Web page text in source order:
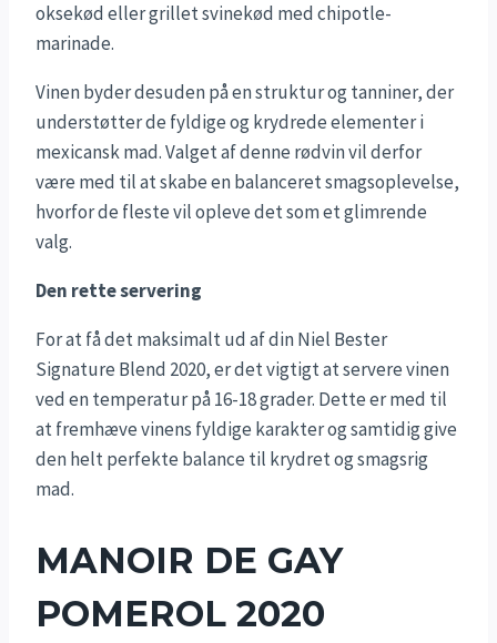
oksekød eller grillet svinekød med chipotle-
marinade.
Vinen byder desuden på en struktur og tanniner, der
understøtter de fyldige og krydrede elementer i
mexicansk mad. Valget af denne rødvin vil derfor
være med til at skabe en balanceret smagsoplevelse,
hvorfor de fleste vil opleve det som et glimrende
valg.
Den rette servering
For at få det maksimalt ud af din Niel Bester
Signature Blend 2020, er det vigtigt at servere vinen
ved en temperatur på 16-18 grader. Dette er med til
at fremhæve vinens fyldige karakter og samtidig give
den helt perfekte balance til krydret og smagsrig
mad.
MANOIR DE GAY
POMEROL 2020